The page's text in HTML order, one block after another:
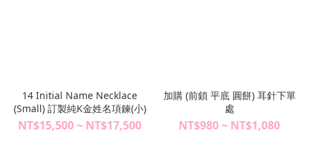
14 Initial Name Necklace
(Small) 訂製純K金姓名項鍊(小)
NT$15,500 ~ NT$17,500
加購 (前鎖 平底 圓餅) 耳針下單
處
NT$980 ~ NT$1,080